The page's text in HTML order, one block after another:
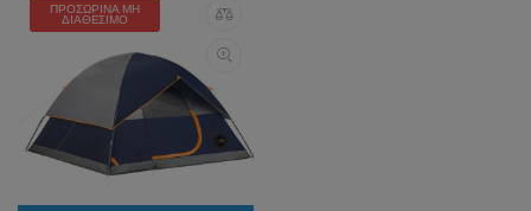
ΠΡΟΣΩΡΙΝΆ ΜΗ
ΔΙΑΘΈΣΙΜΟ